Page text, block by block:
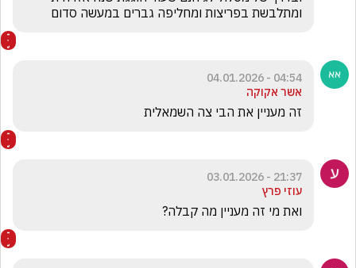
ומתלבשת בפריצות ומחליפה גברים במעשה סדום
04:54 - 04.01.2026
אשר אקוקה
זה מעניין את הבי צה השמאלית
21:37 - 03.01.2026
עוזי פרץ
ואת מי זה מעניין מה קבלה?